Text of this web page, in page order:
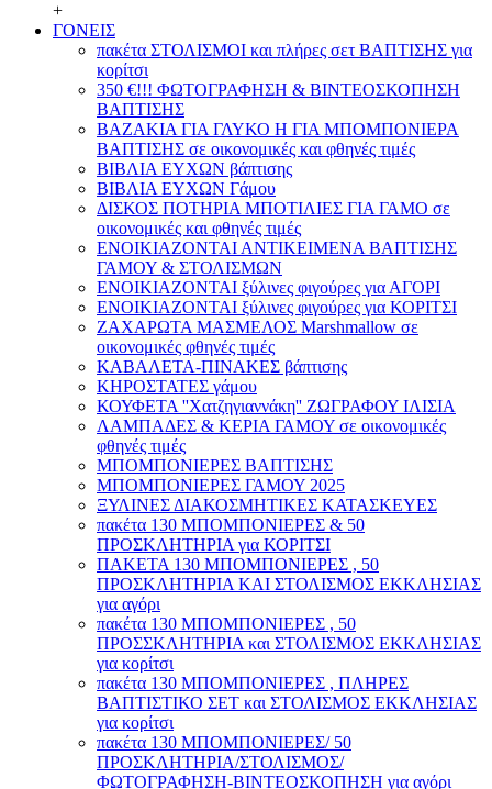
+
ΓΟΝΕΙΣ
πακέτα ΣΤΟΛΙΣΜΟΙ και πλήρες σετ ΒΑΠΤΙΣΗΣ για
κορίτσι
350 €!!! ΦΩΤΟΓΡΑΦΗΣΗ & ΒΙΝΤΕΟΣΚΟΠΗΣΗ
ΒΑΠΤΙΣΗΣ
ΒΑΖΑΚΙΑ ΓΙΑ ΓΛΥΚΟ Η ΓΙΑ ΜΠΟΜΠΟΝΙΕΡΑ
ΒΑΠΤΙΣΗΣ σε οικονομικές και φθηνές τιμές
ΒΙΒΛΙΑ ΕΥΧΩΝ βάπτισης
ΒΙΒΛΙΑ ΕΥΧΩΝ Γάμου
ΔΙΣΚΟΣ ΠΟΤΗΡΙΑ ΜΠΟΤΙΛΙΕΣ ΓΙΑ ΓΑΜΟ σε
οικονομικές και φθηνές τιμές
ΕΝΟΙΚΙΑΖΟΝΤΑΙ ΑΝΤΙΚΕΙΜΕΝΑ ΒΑΠΤΙΣΗΣ
ΓΑΜΟΥ & ΣΤΟΛΙΣΜΩΝ
ΕΝΟΙΚΙΑΖΟΝΤΑΙ ξύλινες φιγούρες για ΑΓΟΡΙ
ΕΝΟΙΚΙΑΖΟΝΤΑΙ ξύλινες φιγούρες για ΚΟΡΙΤΣΙ
ΖΑΧΑΡΩΤΑ ΜΑΣΜΕΛΟΣ Marshmallow σε
οικονομικές φθηνές τιμές
ΚΑΒΑΛΕΤΑ-ΠΙΝΑΚΕΣ βάπτισης
ΚΗΡΟΣΤΑΤΕΣ γάμου
ΚΟΥΦΕΤΑ ''Χατζηγιαννάκη'' ΖΩΓΡΑΦΟΥ ΙΛΙΣΙΑ
ΛΑΜΠΑΔΕΣ & ΚΕΡΙΑ ΓΑΜΟΥ σε οικονομικές
φθηνές τιμές
ΜΠΟΜΠΟΝΙΕΡΕΣ ΒΑΠΤΙΣΗΣ
ΜΠΟΜΠΟΝΙΕΡΕΣ ΓΑΜΟΥ 2025
ΞΥΛΙΝΕΣ ΔΙΑΚΟΣΜΗΤΙΚΕΣ ΚΑΤΑΣΚΕΥΕΣ
πακέτα 130 ΜΠΟΜΠΟΝΙΕΡΕΣ & 50
ΠΡΟΣΚΛΗΤΗΡΙΑ για ΚΟΡΙΤΣΙ
ΠΑΚΕΤΑ 130 ΜΠΟΜΠΟΝΙΕΡΕΣ , 50
ΠΡΟΣΚΛΗΤΗΡΙΑ ΚΑΙ ΣΤΟΛΙΣΜΟΣ ΕΚΚΛΗΣΙΑΣ
για αγόρι
πακέτα 130 ΜΠΟΜΠΟΝΙΕΡΕΣ , 50
ΠΡΟΣΣΚΛΗΤΗΡΙΑ και ΣΤΟΛΙΣΜΟΣ ΕΚΚΛΗΣΙΑΣ
για κορίτσι
πακέτα 130 ΜΠΟΜΠΟΝΙΕΡΕΣ , ΠΛΗΡΕΣ
ΒΑΠΤΙΣΤΙΚΟ ΣΕΤ και ΣΤΟΛΙΣΜΟΣ ΕΚΚΛΗΣΙΑΣ
για κορίτσι
πακέτα 130 ΜΠΟΜΠΟΝΙΕΡΕΣ/ 50
ΠΡΟΣΚΛΗΤΗΡΙΑ/ΣΤΟΛΙΣΜΟΣ/
ΦΩΤΟΓΡΑΦΗΣΗ-ΒΙΝΤΕΟΣΚΟΠΗΣΗ για αγόρι